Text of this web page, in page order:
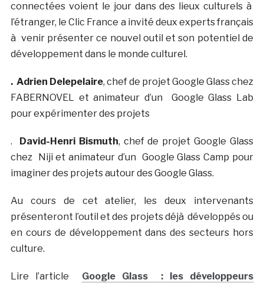
connectées voient le jour dans des lieux culturels à
l’étranger, le Clic France a invité deux experts français
à venir présenter ce nouvel outil et son potentiel de
développement dans le monde culturel.
. Adrien Delepelaire, chef de projet Google Glass chez
FABERNOVEL et animateur d’un Google Glass Lab
pour expérimenter des projets
. David-Henri Bismuth, chef de projet Google Glass
chez Niji et animateur d’un Google Glass Camp pour
imaginer des projets autour des Google Glass.
Au cours de cet atelier, les deux intervenants
présenteront l’outil et des projets déjà développés ou
en cours de développement dans des secteurs hors
culture.
Lire l’article Google Glass : les développeurs